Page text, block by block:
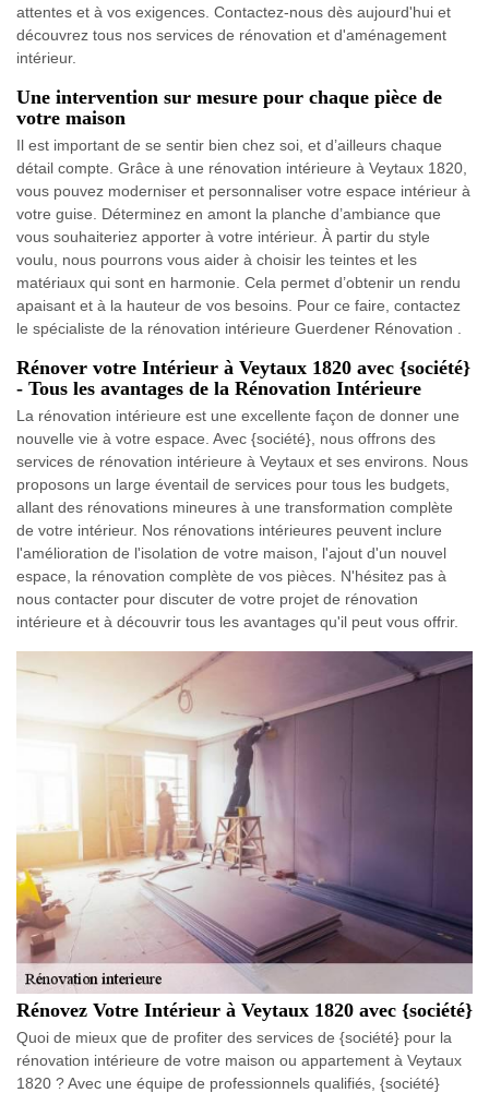
attentes et à vos exigences. Contactez-nous dès aujourd'hui et
découvrez tous nos services de rénovation et d'aménagement
intérieur.
Une intervention sur mesure pour chaque pièce de
votre maison
Il est important de se sentir bien chez soi, et d’ailleurs chaque
détail compte. Grâce à une rénovation intérieure à Veytaux 1820,
vous pouvez moderniser et personnaliser votre espace intérieur à
votre guise. Déterminez en amont la planche d’ambiance que
vous souhaiteriez apporter à votre intérieur. À partir du style
voulu, nous pourrons vous aider à choisir les teintes et les
matériaux qui sont en harmonie. Cela permet d’obtenir un rendu
apaisant et à la hauteur de vos besoins. Pour ce faire, contactez
le spécialiste de la rénovation intérieure Guerdener Rénovation .
Rénover votre Intérieur à Veytaux 1820 avec {société}
- Tous les avantages de la Rénovation Intérieure
La rénovation intérieure est une excellente façon de donner une
nouvelle vie à votre espace. Avec {société}, nous offrons des
services de rénovation intérieure à Veytaux et ses environs. Nous
proposons un large éventail de services pour tous les budgets,
allant des rénovations mineures à une transformation complète
de votre intérieur. Nos rénovations intérieures peuvent inclure
l'amélioration de l'isolation de votre maison, l'ajout d'un nouvel
espace, la rénovation complète de vos pièces. N'hésitez pas à
nous contacter pour discuter de votre projet de rénovation
intérieure et à découvrir tous les avantages qu'il peut vous offrir.
Rénovez Votre Intérieur à Veytaux 1820 avec {société}
Quoi de mieux que de profiter des services de {société} pour la
rénovation intérieure de votre maison ou appartement à Veytaux
1820 ? Avec une équipe de professionnels qualifiés, {société}